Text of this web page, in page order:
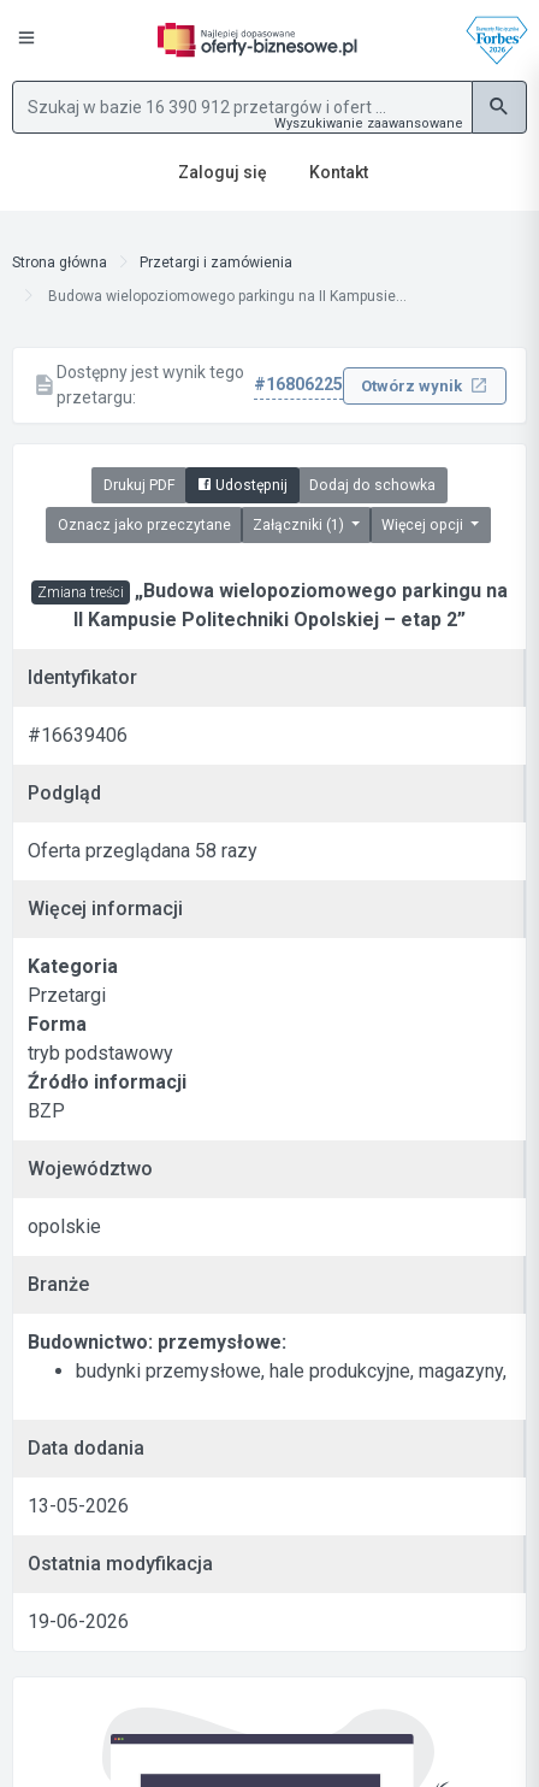
Wyszukiwanie zaawansowane
Zaloguj się Kontakt
Strona główna
Przetargi i zamówienia
Budowa wielopoziomowego parkingu na II Kampusie...
Dostępny jest wynik tego
przetargu:
#16806225 Otwórz wynik
Drukuj PDF Udostępnij Dodaj do schowka
Oznacz jako przeczytane Załączniki (1) Więcej opcji
Zmiana treści „Budowa wielopoziomowego parkingu na
II Kampusie Politechniki Opolskiej – etap 2”
Identyfikator
#16639406
Podgląd
Oferta przeglądana 58 razy
Więcej informacji
Kategoria
Przetargi
Forma
tryb podstawowy
Źródło informacji
BZP
Województwo
opolskie
Branże
Budownictwo: przemysłowe:
budynki przemysłowe, hale produkcyjne, magazyny,
Data dodania
13-05-2026
Ostatnia modyfikacja
19-06-2026